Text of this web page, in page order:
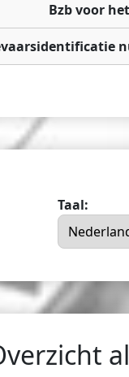
Bzb voor
Taal: